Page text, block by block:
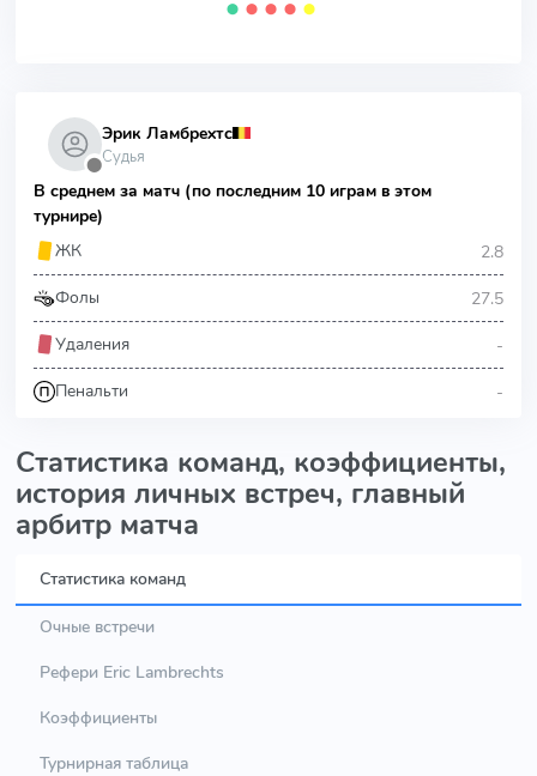
⬤ ⬤ ⬤ ⬤ ⬤
⬤
Эрик Ламбрехтс
Судья
В среднем за матч (по последним 10 играм в этом
турнире)
ЖК
2.8
Фолы 27.5
Удаления -
Пенальти -
Статистика команд, коэффициенты,
история личных встреч, главный
арбитр матча
Статистика команд
Очные встречи
Рефери Eric Lambrechts
Коэффициенты
Турнирная таблица